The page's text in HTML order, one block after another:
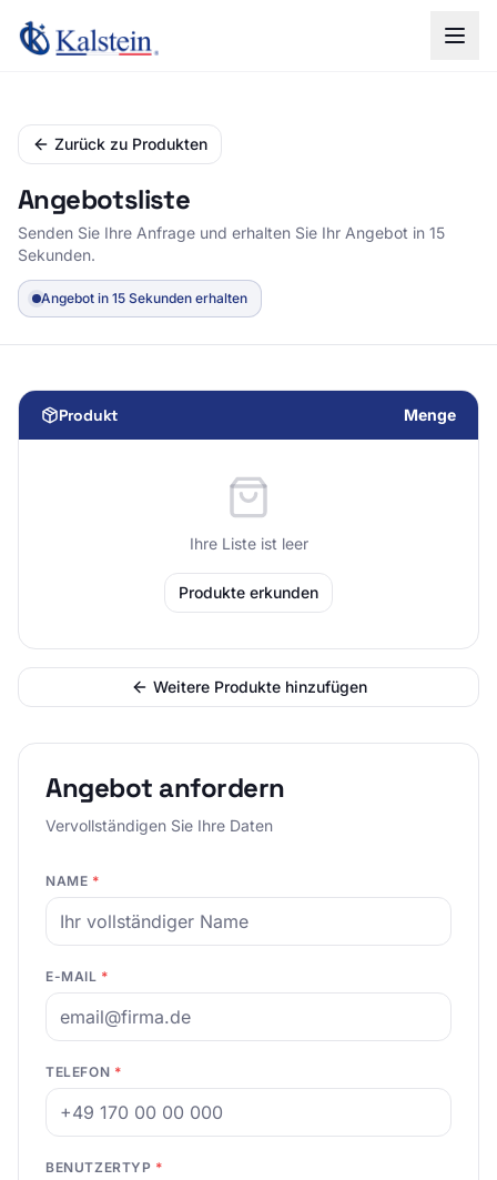
Zurück zu Produkten
Angebotsliste
Senden Sie Ihre Anfrage und erhalten Sie Ihr Angebot in 15
Sekunden.
Angebot in 15 Sekunden erhalten
Produkt Menge
Ihre Liste ist leer
Produkte erkunden
Weitere Produkte hinzufügen
Angebot anfordern
Vervollständigen Sie Ihre Daten
NAME *
E-MAIL *
TELEFON *
BENUTZERTYP *